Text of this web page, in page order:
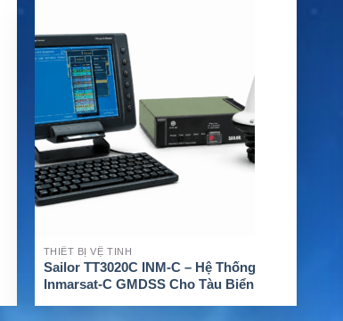
THIẾT BỊ VỆ TINH
Sailor TT3020C INM-C – Hệ Thống
Inmarsat-C GMDSS Cho Tàu Biển